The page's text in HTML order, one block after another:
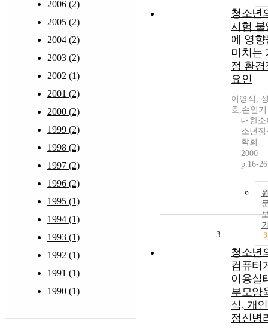
2006 (2)
2005 (2)
2004 (2)
2003 (2)
2002 (1)
2001 (2)
2000 (2)
1999 (2)
1998 (2)
1997 (2)
1996 (2)
1995 (1)
1994 (1)
1993 (1)
1992 (1)
1991 (1)
1990 (1)
청소년
시험 불
에 영향
미치는
정 환경
요인
이영식,
호,손인기
대한소
소년
학회
2000
p.16-26
3
3
청소년
컴퓨터
이용실
부모양
식, 개
정신병